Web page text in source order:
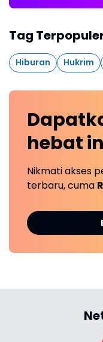
Tag
Hiburan Hukrim
hebat
Nikmati akses
terbaru, cuma